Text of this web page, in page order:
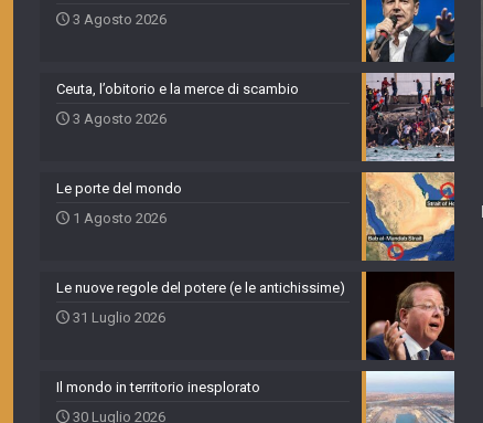
3 Agosto 2026
Ceuta, l’obitorio e la merce di scambio
3 Agosto 2026
Le porte del mondo
1 Agosto 2026
Le nuove regole del potere (e le antichissime)
31 Luglio 2026
Il mondo in territorio inesplorato
30 Luglio 2026